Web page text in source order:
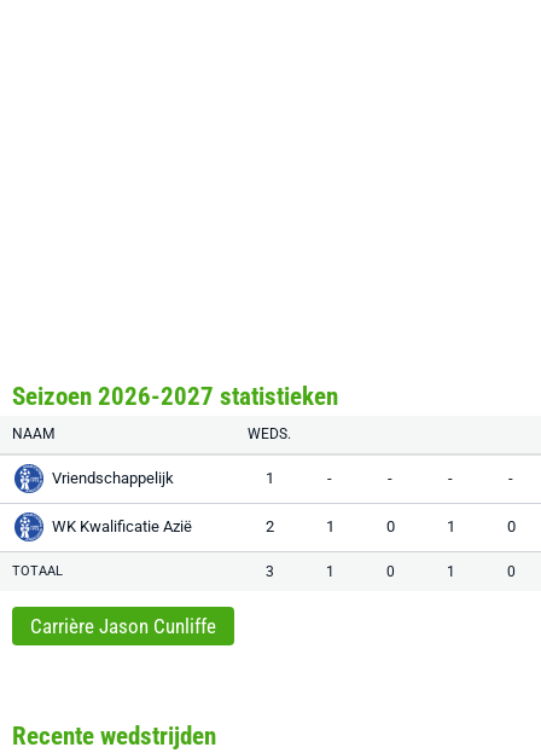
Seizoen 2026-2027 statistieken
NAAM WEDS.
Vriendschappelijk 1 - - - -
WK Kwalificatie Azië 2 1 0 1 0
TOTAAL 3 1 0 1 0
Carrière Jason Cunliffe
Recente wedstrijden